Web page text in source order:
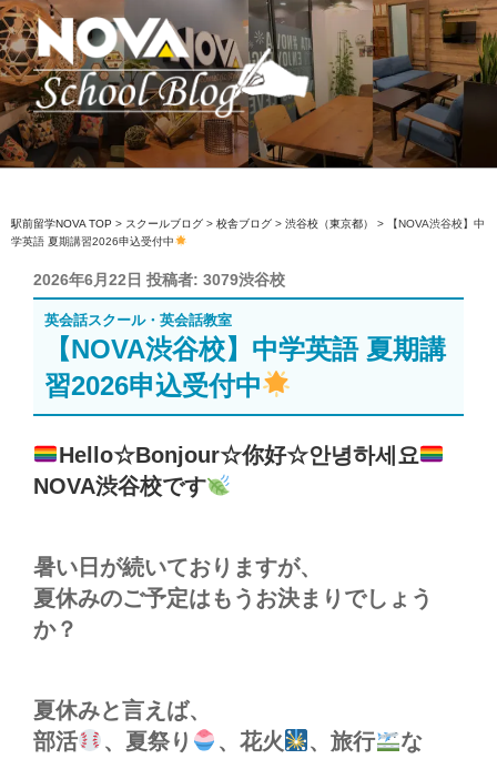
コ
ン
テ
ン
ツ
へ
ス
ッ
プ
駅前留学NOVA【公式】スクールブロ
英会話スクール・英会話教室
駅前留学NOVA TOP > スクールブログ > 校舎ブログ > 渋谷校（東京都） >
【NOVA渋谷校】中
学英語 夏期講習2026申込受付中
投
稿
日:
2026年6月22日 投稿者: 3079渋谷校
英会話スクール・英会話教室
【NOVA渋谷校】中学英語 夏期講
習2026申込受付中
Hello☆Bonjour☆你好☆안녕하세요
NOVA渋谷校です
暑い日が続いておりますが、
夏休みのご予定はもうお決まりでしょう
か？
夏休みと言えば、
部活
、夏祭り 、花火 、旅行
な